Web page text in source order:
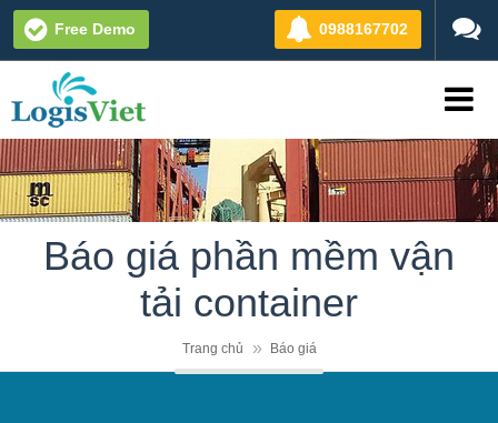
0988167702
Free Demo
Báo giá phần mềm vận
tải container
Trang chủ Báo giá